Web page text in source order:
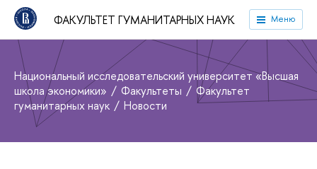
ФАКУЛЬТЕТ ГУМАНИТАРНЫХ НАУК Меню
Национальный исследовательский университет «Высшая
школа экономики»
Факультеты
Факультет
гуманитарных наук
Новости